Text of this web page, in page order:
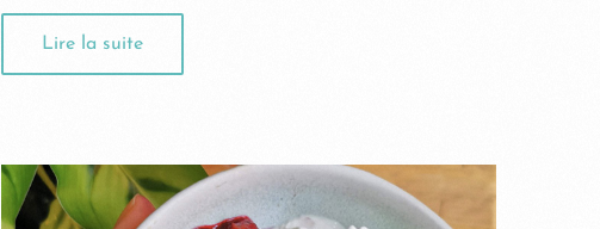
Lire la suite